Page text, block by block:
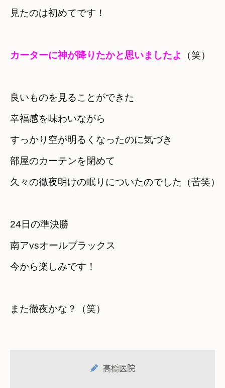
見たのは初めてです！
カーターに神が降りたかと思いましたよ （笑）
良いものを見ることができた
幸福感を味わいながら
すっかり空が明るくなったのに気づき
部屋のカーテンを閉めて
久々の徹夜明けの眠りについたのでした（苦笑）
24日の準決勝
南アvsオールブラックス
今から楽しみです！
また徹夜かな？（笑）
高橋医院